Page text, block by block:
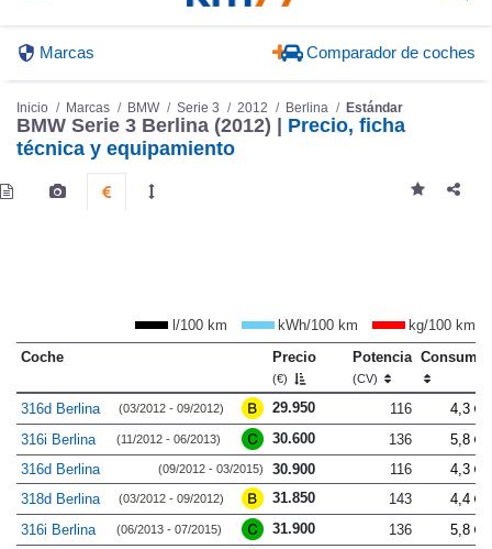
Marcas Comparador de coches
Inicio Marcas BMW Serie 3 2012 Berlina Estándar
BMW Serie 3 Berlina (2012) | Precio, ficha
técnica y equipamiento
l/100 km kWh/100 km
kg/100 km
Coche
Precio
(€)
Potencia
(CV)
Consumo
316d Berlina (03/2012 - 09/2012) 29.950 116
4,3
316i Berlina
(11/2012 - 06/2013) 30.600 136
5,8
316d Berlina
(09/2012 - 03/2015) 30.900 116
4,3
318d Berlina
(03/2012 - 09/2012) 31.850 143
4,4
316i Berlina
(06/2013 - 07/2015) 31.900 136
5,8